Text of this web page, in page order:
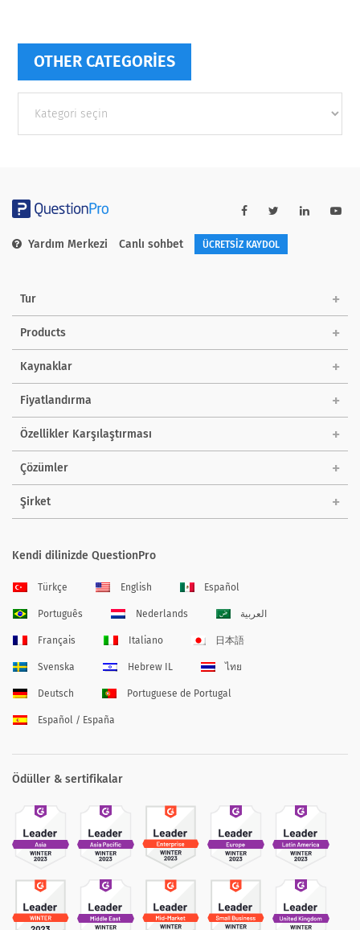
OTHER CATEGORIES
categories
Yardım Merkezi Canlı sohbet ÜCRETSİZ KAYDOL
Tur
Products
Kaynaklar
Fiyatlandırma
Özellikler Karşılaştırması
Çözümler
Şirket
Kendi dilinizde QuestionPro
Türkçe English Español
Português Nederlands العربية
Français Italiano 日本語
Svenska Hebrew IL ไทย
Deutsch Portuguese de Portugal
Español / España
Ödüller & sertifikalar